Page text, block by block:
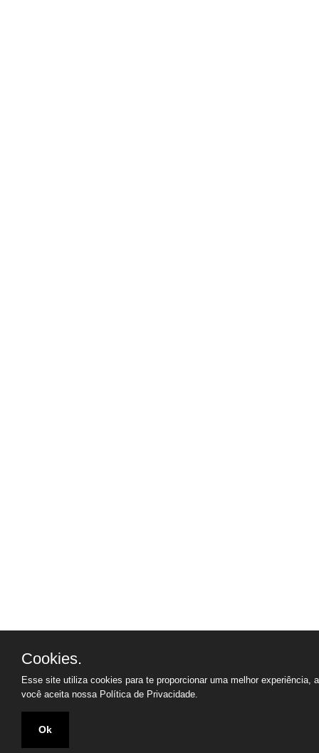
Cookies.
Esse site utiliza cookies para te proporcionar uma melhor experiência,
você aceita nossa Política de Privacidade.
Ok